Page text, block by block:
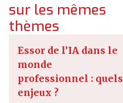
sur les mêmes
thèmes
Essor de l’IA dans le
monde
professionnel : quels
enjeux ?